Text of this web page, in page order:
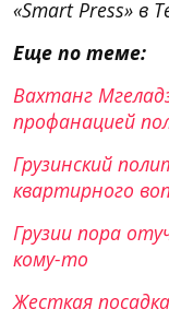
«Smart Press» в
Еще по теме:
Вахтанг
профанацией
Грузинский
квартирного
Грузии пора
кому-то
Жесткая